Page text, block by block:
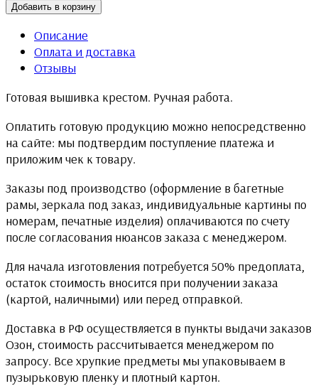
Добавить в корзину
Описание
Оплата и доставка
Отзывы
Готовая вышивка крестом. Ручная работа.
Оплатить готовую продукцию можно непосредственно
на сайте: мы подтвердим поступление платежа и
приложим чек к товару.
Заказы под производство (оформление в багетные
рамы, зеркала под заказ, индивидуальные картины по
номерам, печатные изделия) оплачиваются по счету
после согласования нюансов заказа с менеджером.
Для начала изготовления потребуется 50% предоплата,
остаток стоимость вносится при получении заказа
(картой, наличными) или перед отправкой.
Доставка в РФ осуществляется в пункты выдачи заказов
Озон, стоимость рассчитывается менеджером по
запросу. Все хрупкие предметы мы упаковываем в
пузырьковую пленку и плотный картон.